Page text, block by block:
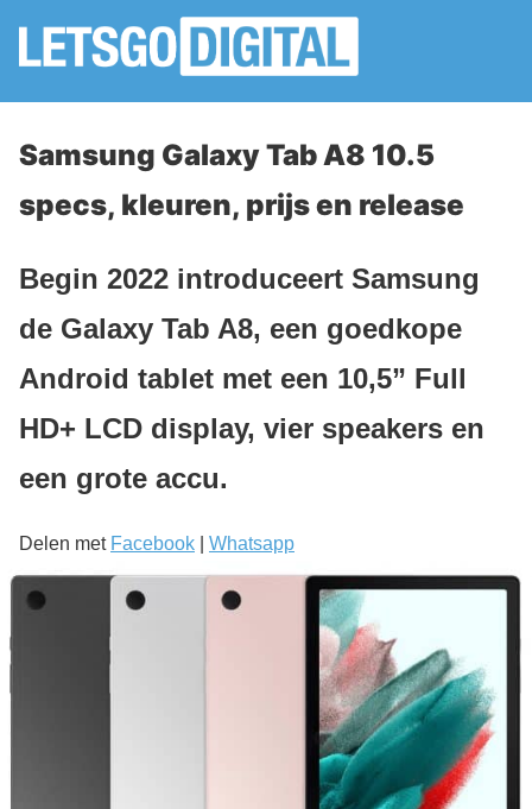
Samsung Galaxy Tab A8 10.5
specs, kleuren, prijs en release
Begin 2022 introduceert Samsung
de Galaxy Tab A8, een goedkope
Android tablet met een 10,5” Full
HD+ LCD display, vier speakers en
een grote accu.
Delen met Facebook Whatsapp